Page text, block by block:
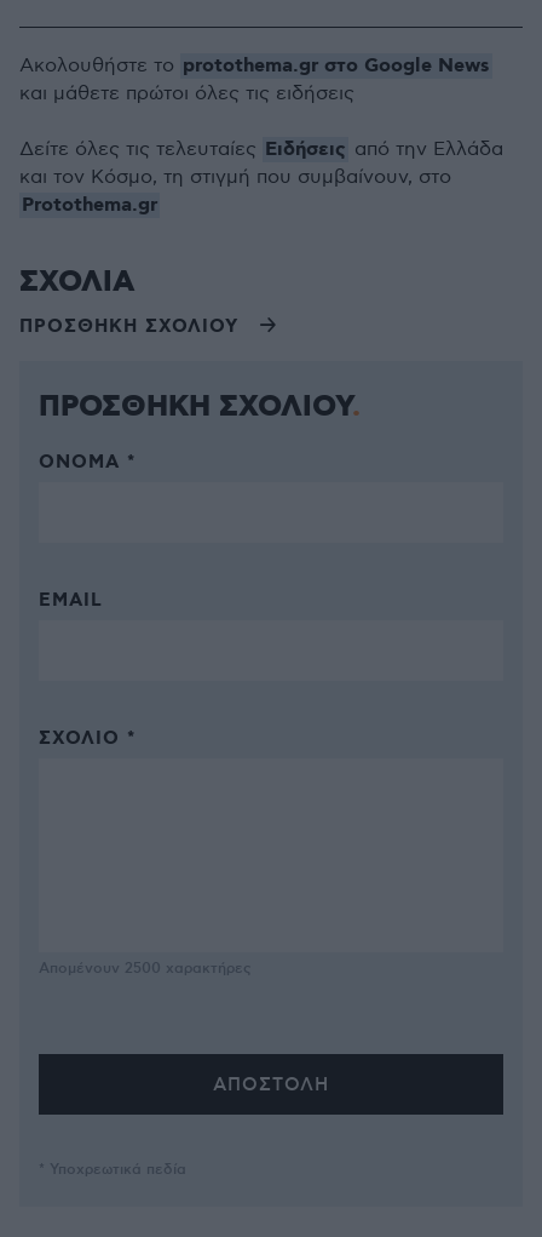
Ακολουθήστε το protothema.gr στο Google News
και μάθετε πρώτοι όλες τις ειδήσεις
Δείτε όλες τις τελευταίες Ειδήσεις από την Ελλάδα
και τον Κόσμο, τη στιγμή που συμβαίνουν, στο
Protothema.gr
ΣΧΟΛΙΑ
ΠΡΟΣΘΗΚΗ ΣΧΟΛΙΟΥ
ΠΡΟΣΘΗΚΗ ΣΧΟΛΙΟΥ
ΌΝΟΜΑ *
EMAIL
ΣΧΌΛΙΟ *
Απομένουν 2500 χαρακτήρες
* Υποχρεωτικά πεδία